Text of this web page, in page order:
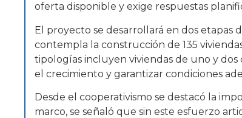
oferta disponible y exige respuestas
El proyecto se desarrollará en dos etapas
contempla la construcción de 135
tipologías incluyen viviendas de uno y
el crecimiento y garantizar condiciones
Desde el cooperativismo se destacó la
marco, se señaló que sin este esfuerzo